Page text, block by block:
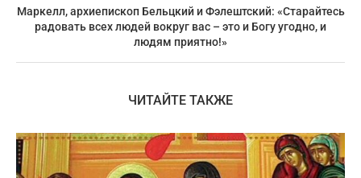
Маркелл, архиепископ Бельцкий и Фэлештский: «Старайтесь
радовать всех людей вокруг вас – это и Богу угодно, и
людям приятно!»
ЧИТАЙТЕ ТАКЖЕ